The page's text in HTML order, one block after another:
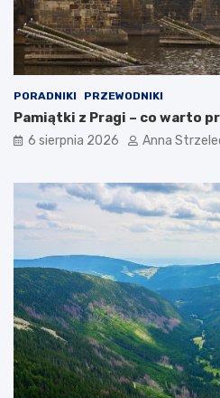
y
n
a
iPORADNIKI PRZEWODNIKI
Pamiątki z Pragi – co warto
6 sierpnia 2026 Anna